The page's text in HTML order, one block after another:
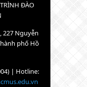
ĐÀO
227 Nguyễn
phố Hồ
| Hotline: